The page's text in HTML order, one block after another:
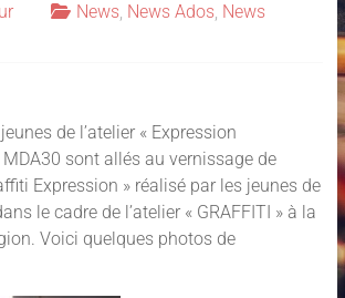
News, News Ados, News
de l’atelier « Expression
sont allés au vernissage de
Expression » réalisé par les jeunes de
le cadre de l’atelier « GRAFFITI » à la
Voici quelques photos de